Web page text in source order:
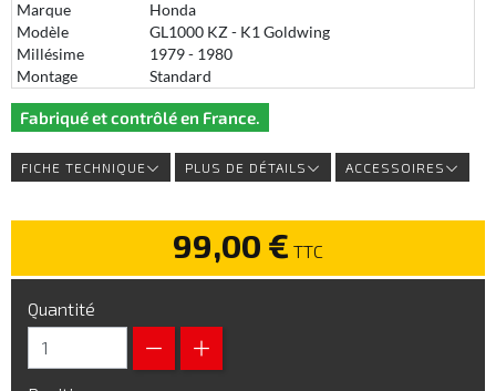
Marque
Honda
Modèle
GL1000 KZ - K1 Goldwing
Millésime
1979 - 1980
Montage
Standard
Fabriqué et contrôlé en France.
FICHE TECHNIQUE PLUS DE DÉTAILS ACCESSOIRES
99,00 € TTC
Quantité